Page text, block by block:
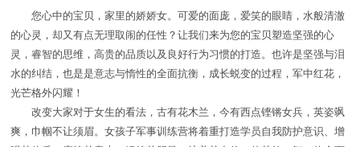
您心中的宝贝，家里的娇娇女。可爱的面庞，爱笑的眼睛，水般清澈
的心灵，却又有点无理取闹的任性？让我们来为您的宝贝塑造坚强的心
灵，睿智的思维，高贵的品质以及良好行为习惯的打造。也许是坚强与泪
水的纠结，也是是意志与惰性的全面抗衡，成长蜕变的过程，军中红花，
光芒格外闪耀！
改变大家对于女生的看法，古有花木兰，今有西点铿锵女兵，英姿飒
爽，巾帼不让须眉。女孩子军事训练营将着重打造学员自我防护意识、增